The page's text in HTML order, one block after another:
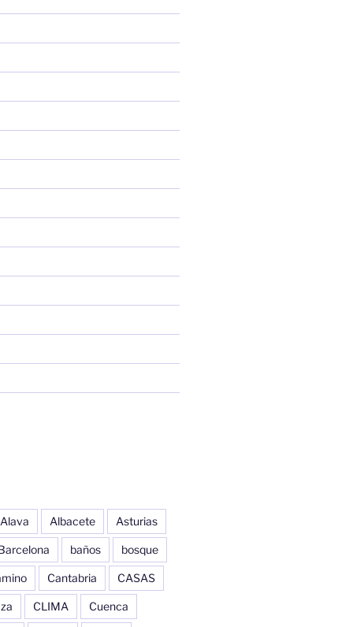
Alava Albacete Asturias
baños bosque
Cantabria CASAS
CLIMA Cuenca